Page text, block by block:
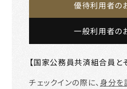
優待利用者の
一般利用者の
【国家公務員共済組合員と
チェックインの際に、身分を